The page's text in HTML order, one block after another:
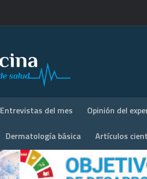
Entrevistas del mes Opinión del
Dermatología básica Artículos